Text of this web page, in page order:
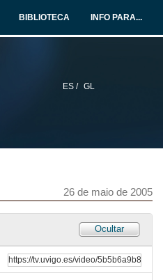
BIBLIOTECA INFO PARA...
ES / GL
26 de maio de 2005
Ocultar
26 de maio de 2005
26 de maio de 2005